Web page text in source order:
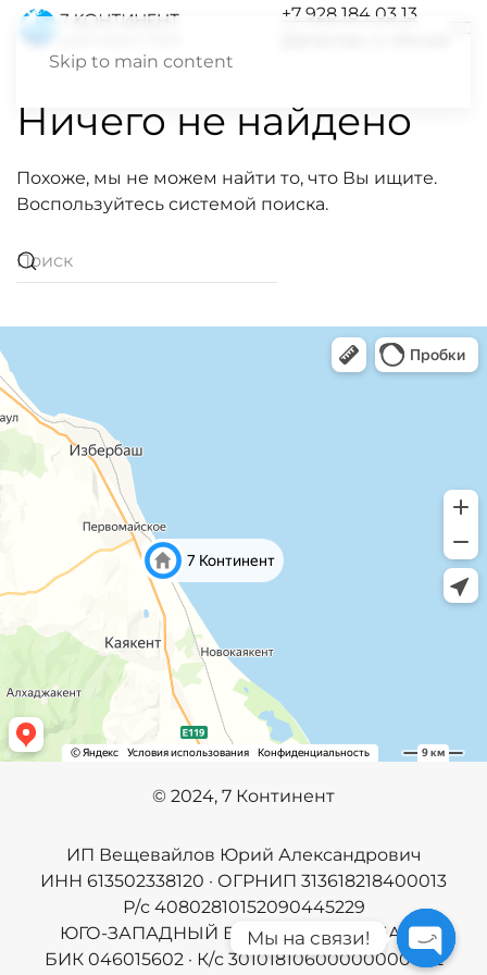
Skip to main content
+7 928 184 03 13
Ничего не найдено
Похоже, мы не можем найти то, что Вы ищите.
Воспользуйтесь системой поиска.
©️ 2024, 7 Континент
ИП Вещевайлов Юрий Александрович
ИНН 613502338120 · ОГРНИП 313618218400013
Р/с 40802810152090445229
ЮГО-ЗАПАДНЫЙ БАНК ПАО СБЕРБАНК
БИК 046015602 · К/с 30101810600000000602
Мы на связи!